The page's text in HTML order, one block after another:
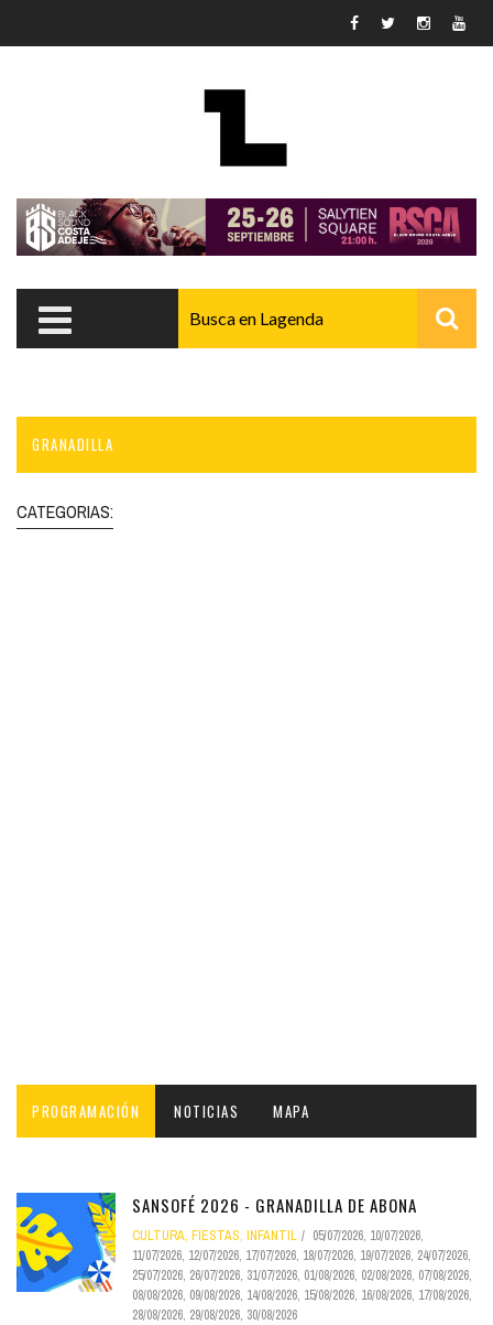
GRANADILLA
CATEGORIAS:
PROGRAMACIÓN NOTICIAS MAPA
SANSOFÉ 2026 - GRANADILLA DE ABONA
CULTURA, FIESTAS, INFANTIL 05/07/2026, 10/07/2026,
11/07/2026, 12/07/2026, 17/07/2026, 18/07/2026, 19/07/2026, 24/07/2026,
25/07/2026, 26/07/2026, 31/07/2026, 01/08/2026, 02/08/2026, 07/08/2026,
08/08/2026, 09/08/2026, 14/08/2026, 15/08/2026, 16/08/2026, 17/08/2026,
28/08/2026, 29/08/2026, 30/08/2026